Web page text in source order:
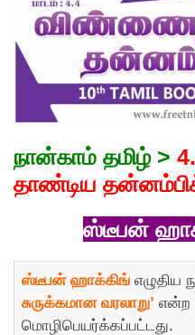
நான்காம் தமிழ் >
தாண்டிய
ஸ்டீபன்
ஸ்டீபன் ஹாக்கிங் எழுதிய
சுருக்கமான வரலாறு’ என்ற
மொழிபெயர்க்கப்பட்டது.